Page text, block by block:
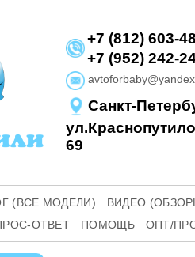
+7 (812) 603-
+7 (952) 242-
Cанкт-
69
(ВСЕ МОДЕЛИ) ВИДЕО
ОТВЕТ ПОМОЩЬ ОПТ/